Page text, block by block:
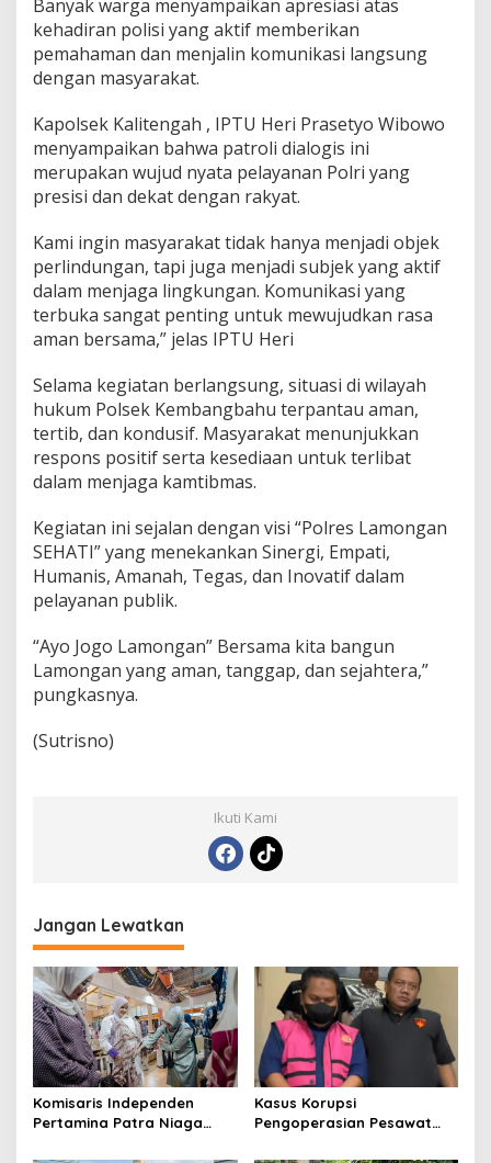
Banyak warga menyampaikan apresiasi atas
kehadiran polisi yang aktif memberikan
pemahaman dan menjalin komunikasi langsung
dengan masyarakat.
Kapolsek Kalitengah , IPTU Heri Prasetyo Wibowo
menyampaikan bahwa patroli dialogis ini
merupakan wujud nyata pelayanan Polri yang
presisi dan dekat dengan rakyat.
Kami ingin masyarakat tidak hanya menjadi objek
perlindungan, tapi juga menjadi subjek yang aktif
dalam menjaga lingkungan. Komunikasi yang
terbuka sangat penting untuk mewujudkan rasa
aman bersama,” jelas IPTU Heri
Selama kegiatan berlangsung, situasi di wilayah
hukum Polsek Kembangbahu terpantau aman,
tertib, dan kondusif. Masyarakat menunjukkan
respons positif serta kesediaan untuk terlibat
dalam menjaga kamtibmas.
Kegiatan ini sejalan dengan visi “Polres Lamongan
SEHATI” yang menekankan Sinergi, Empati,
Humanis, Amanah, Tegas, dan Inovatif dalam
pelayanan publik.
“Ayo Jogo Lamongan” Bersama kita bangun
Lamongan yang aman, tanggap, dan sejahtera,”
pungkasnya.
(Sutrisno)
Ikuti Kami
Jangan Lewatkan
Komisaris Independen
Pertamina Patra Niaga
Kasus Korupsi
Pengoperasian Pesawat